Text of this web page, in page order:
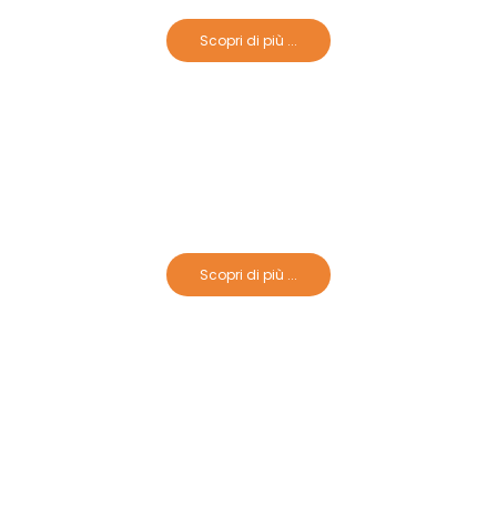
Scopri di più ...
Scopri di più ...